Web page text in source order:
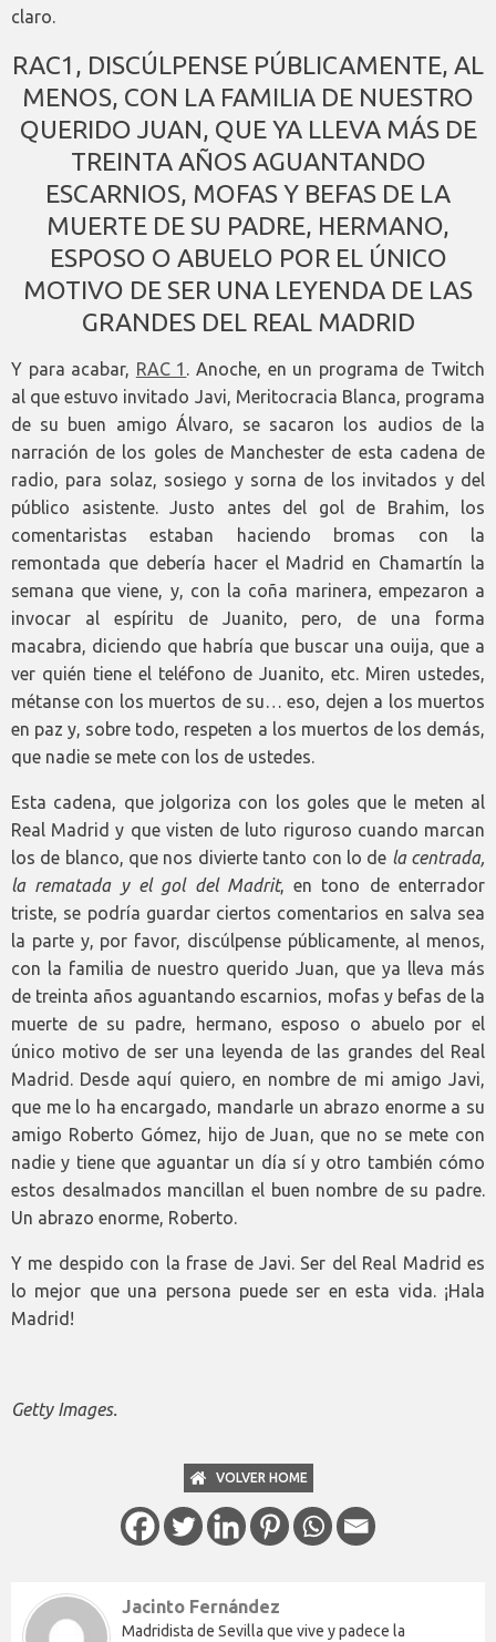
claro.
RAC1, DISCÚLPENSE PÚBLICAMENTE, AL
MENOS, CON LA FAMILIA DE NUESTRO
QUERIDO JUAN, QUE YA LLEVA MÁS DE
TREINTA AÑOS AGUANTANDO
ESCARNIOS, MOFAS Y BEFAS DE LA
MUERTE DE SU PADRE, HERMANO,
ESPOSO O ABUELO POR EL ÚNICO
MOTIVO DE SER UNA LEYENDA DE LAS
GRANDES DEL REAL MADRID
Y para acabar, RAC 1 . Anoche, en un programa de Twitch
al que estuvo invitado Javi, Meritocracia Blanca, programa
de su buen amigo Álvaro, se sacaron los audios de la
narración de los goles de Manchester de esta cadena de
radio, para solaz, sosiego y sorna de los invitados y del
público asistente. Justo antes del gol de Brahim, los
comentaristas estaban haciendo bromas con la
remontada que debería hacer el Madrid en Chamartín la
semana que viene, y, con la coña marinera, empezaron a
invocar al espíritu de Juanito, pero, de una forma
macabra, diciendo que habría que buscar una ouija, que a
ver quién tiene el teléfono de Juanito, etc. Miren ustedes,
métanse con los muertos de su… eso, dejen a los muertos
en paz y, sobre todo, respeten a los muertos de los demás,
que nadie se mete con los de ustedes.
Esta cadena, que jolgoriza con los goles que le meten al
Real Madrid y que visten de luto riguroso cuando marcan
los de blanco, que nos divierte tanto con lo de la centrada,
la rematada y el gol del Madrit, en tono de enterrador
triste, se podría guardar ciertos comentarios en salva sea
la parte y, por favor, discúlpense públicamente, al menos,
con la familia de nuestro querido Juan, que ya lleva más
de treinta años aguantando escarnios, mofas y befas de la
muerte de su padre, hermano, esposo o abuelo por el
único motivo de ser una leyenda de las grandes del Real
Madrid. Desde aquí quiero, en nombre de mi amigo Javi,
que me lo ha encargado, mandarle un abrazo enorme a su
amigo Roberto Gómez, hijo de Juan, que no se mete con
nadie y tiene que aguantar un día sí y otro también cómo
estos desalmados mancillan el buen nombre de su padre.
Un abrazo enorme, Roberto.
Y me despido con la frase de Javi. Ser del Real Madrid es
lo mejor que una persona puede ser en esta vida. ¡Hala
Madrid!
Getty Images.
VOLVER HOME
Jacinto Fernández
Madridista de Sevilla que vive y padece la